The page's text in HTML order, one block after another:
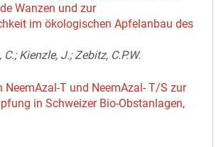
Wanzen und zur
im ökologischen Apfelanbau des
Kienzle, J.; Zebitz, C.P.W.
NeemAzal-T und NeemAzal- T/S zur
in Schweizer Bio-Obstanlagen,